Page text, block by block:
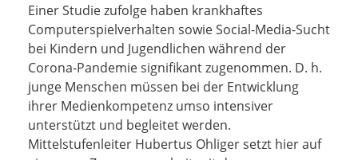
Einer Studie zufolge haben krankhaftes
Computerspielverhalten sowie Social-Media-Sucht
bei Kindern und Jugendlichen während der
Corona-Pandemie signifikant zugenommen. D. h.
junge Menschen müssen bei der Entwicklung
ihrer Medienkompetenz umso intensiver
unterstützt und begleitet werden.
Mittelstufenleiter Hubertus Ohliger setzt hier auf